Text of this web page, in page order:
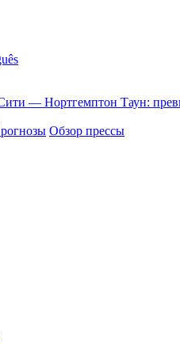
― Нортгемптон Таун:
Обзор прессы